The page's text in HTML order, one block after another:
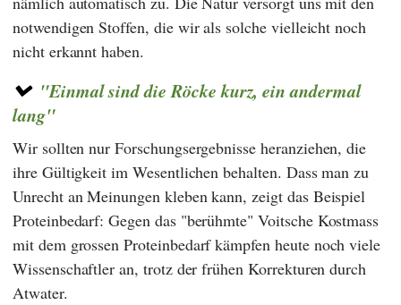
notwendigen Stoffen, die wir als solche vielleicht noch
nicht erkannt haben.
"Einmal sind die Röcke kurz, ein andermal
lang"
Wir sollten nur Forschungsergebnisse heranziehen, die
ihre Gültigkeit im Wesentlichen behalten. Dass man zu
Unrecht an Meinungen kleben kann, zeigt das Beispiel
Proteinbedarf: Gegen das "berühmte" Voitsche Kostmass
mit dem grossen Proteinbedarf kämpfen heute noch viele
Wissenschaftler an, trotz der frühen Korrekturen durch
Atwater.